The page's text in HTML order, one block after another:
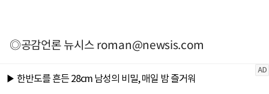
◎공감언론 뉴시스roman@newsis.com